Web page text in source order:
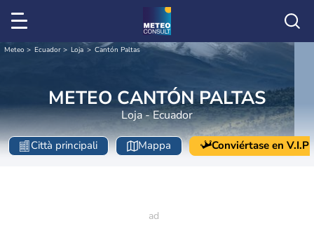
Meteo Ecuador Loja Cantón Paltas
METEO CANTÓN PALTAS
Loja - Ecuador
Città principali Mappa Conviértase en V.I.P